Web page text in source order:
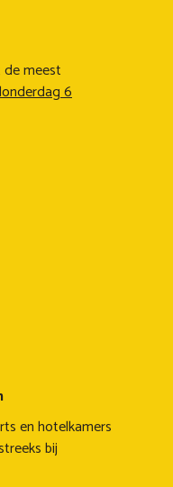
meest
6
en hotelkamers
bij